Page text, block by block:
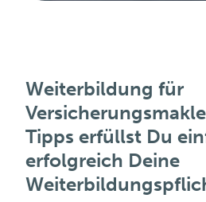
Weiterbildung für
Tipps erfüllst Du
erfolgreich Deine